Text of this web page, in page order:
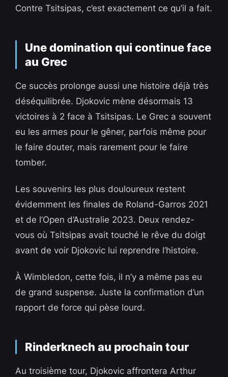
Contre Tsitsipas, c’est exactement ce qu’il a fait.
Une domination qui continue face
au Grec
Ce succès prolonge aussi une histoire déjà très
déséquilibrée. Djokovic mène désormais 13
victoires à 2 face à Tsitsipas. Le Grec a souvent
eu les armes pour le gêner, parfois même pour
le faire douter, mais rarement pour le faire
tomber.
Les souvenirs les plus douloureux restent
évidemment les finales de Roland-Garros 2021
et de l’Open d’Australie 2023. Deux rendez-
vous où Tsitsipas avait touché le rêve du doigt
avant de voir Djokovic lui reprendre l’histoire.
À Wimbledon, cette fois, il n’y a même pas eu
de grand suspense. Juste la confirmation d’un
rapport de force qui pèse lourd.
Rinderknech au prochain tour
Au troisième tour, Djokovic affrontera Arthur